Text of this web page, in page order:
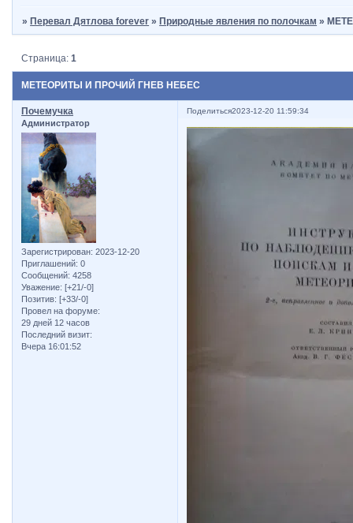
»Перевал Дятлова forever »Природные явления по полочкам »
МЕТЕОРИТЫ И ПРОЧИЙ ГНЕВ НЕБЕС
Страница:1
Поделиться2023-12-20 11:59:34
Почемучка
Администратор
Зарегистрирован: 2023-12-20
Приглашений: 0
Сообщений: 4258
Уважение: [+21/-0]
Позитив: [+33/-0]
Провел на форуме:
29 дней 12 часов
Последний визит:
Вчера 16:01:52